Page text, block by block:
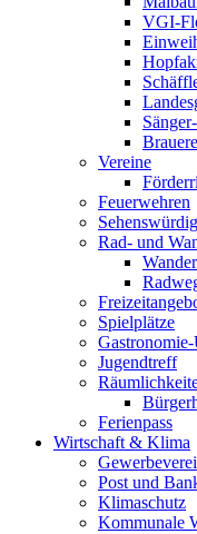
VGI-
Vereine
Feuerwehren
Rad- und
Spielplätze
Jugendtreff
Ferienpass
Wirtschaft & Klima
Post und
Klimaschutz
Kommunale